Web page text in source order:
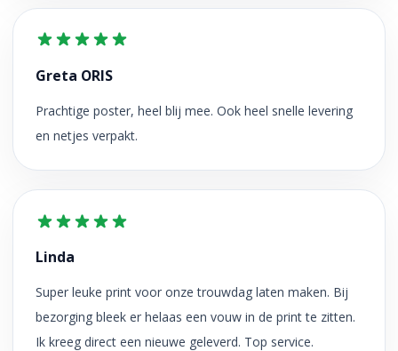
Greta ORIS
Prachtige poster, heel blij mee. Ook heel snelle levering
en netjes verpakt.
Linda
Super leuke print voor onze trouwdag laten maken. Bij
bezorging bleek er helaas een vouw in de print te zitten.
Ik kreeg direct een nieuwe geleverd. Top service.